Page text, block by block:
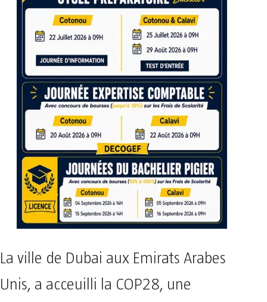
La ville de Dubai aux Emirats Arabes
Unis, a acceuilli la COP28, une